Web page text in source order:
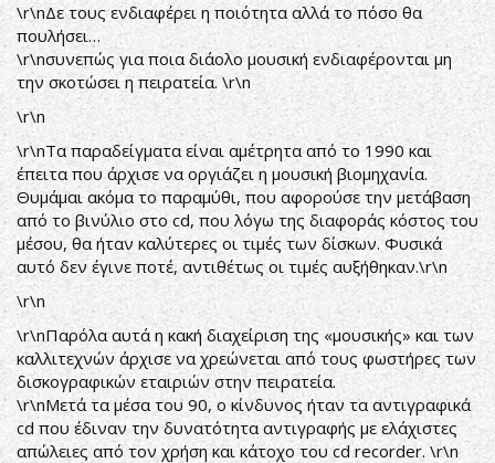
\r\nΔε τους ενδιαφέρει η ποιότητα αλλά το πόσο θα
πουλήσει…
\r\nσυνεπώς για ποια διάολο μουσική ενδιαφέρονται μη
την σκοτώσει η πειρατεία. \r\n
\r\n
\r\nΤα παραδείγματα είναι αμέτρητα από το 1990 και
έπειτα που άρχισε να οργιάζει η μουσική βιομηχανία.
Θυμάμαι ακόμα το παραμύθι, που αφορούσε την μετάβαση
από το βινύλιο στο cd, που λόγω της διαφοράς κόστος του
μέσου, θα ήταν καλύτερες οι τιμές των δίσκων. Φυσικά
αυτό δεν έγινε ποτέ, αντιθέτως οι τιμές αυξήθηκαν.\r\n
\r\n
\r\nΠαρόλα αυτά η κακή διαχείριση της «μουσικής» και των
καλλιτεχνών άρχισε να χρεώνεται από τους φωστήρες των
δισκογραφικών εταιριών στην πειρατεία.
\r\nΜετά τα μέσα του 90, ο κίνδυνος ήταν τα αντιγραφικά
cd που έδιναν την δυνατότητα αντιγραφής με ελάχιστες
απώλειες από τον χρήση και κάτοχο του cd recorder. \r\n